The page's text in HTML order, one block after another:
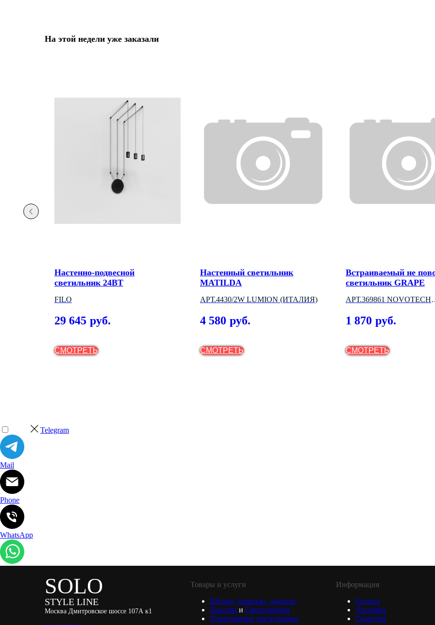
На этой недели уже заказали
Настенно-подвесной
светильник 24ВТ
FILO
29 645 руб.
СМОТРЕТЬ
Настенный светильник
MATILDA
АРТ.4430/2W LUMION (ИТАЛИЯ)
4 580 руб.
СМОТРЕТЬ
Встраиваемый не
светильник GRAPE
АРТ.369861 NOVOTECH
(ВЕНГРИЯ)
1 870 руб.
СМОТРЕТЬ
Telegram
Mail
Phone
WhatsApp
SOLO
STYLE LINE
Москва Дмитровское шоссе 107А к1
Товары и услуги
Шторы, карнизы, жалюзи
Люстры и Светильники
Управляемые светильники
Информация
Оплата
Доставка
Гарантия